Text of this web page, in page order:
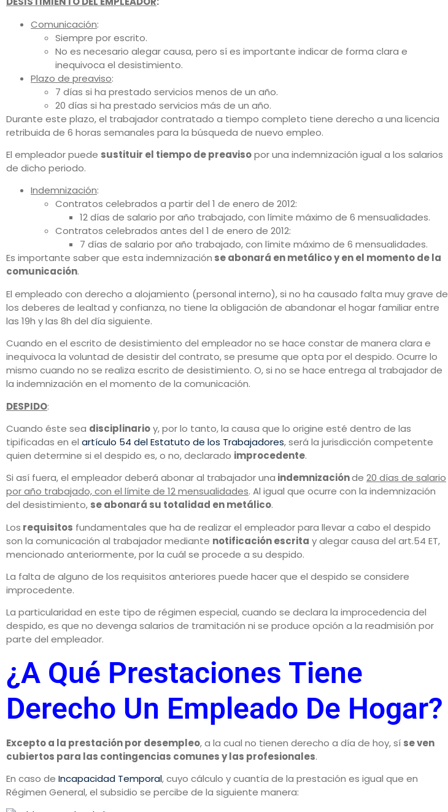
Comunicación:
Siempre por escrito.
No es necesario alegar causa, pero sí es importante indicar de forma clara e
inequivoca el desistimiento.
Plazo de preaviso:
7 días si ha prestado servicios menos de un año.
20 días si ha prestado servicios más de un año.
Durante este plazo, el trabajador contratado a tiempo completo tiene derecho a una licencia
retribuida de 6 horas semanales para la búsqueda de nuevo empleo.
El empleador puede sustituir el tiempo de preavisopor una indemnización igual a los salarios
de dicho periodo.
Indemnización:
Contratos celebrados a partir del 1 de enero de 2012:
12 días de salario por año trabajado, con límite máximo de 6 mensualidades.
Contratos celebrados antes del 1 de enero de 2012:
7 días de salario por año trabajado, con límite máximo de 6 mensualidades.
Es importante saber que esta indemnización se abonará en metálico y en el momento de la
comunicación.
El empleado con derecho a alojamiento (personal interno), si no ha causado falta muy grave de
los deberes de lealtad y confianza, no tiene la obligación de abandonar el hogar familiar entre
las 19h y las 8h del día siguiente.
Cuando en el escrito de desistimiento del empleador no se hace constar de manera clara e
inequivoca la voluntad de desistir del contrato, se presume que opta por el despido. Ocurre lo
mismo cuando no se realiza escrito de desistimiento. O, si no se hace entrega al trabajador de
la indemnización en el momento de la comunicación.
DESPIDO:
Cuando éste sea disciplinarioy, por lo tanto, la causa que lo origine esté dentro de las
tipificadas en el artículo 54 del Estatuto de los Trabajadores, será la jurisdicción competente
quien determine si el despido es, o no, declarado improcedente.
Si así fuera, el empleador deberá abonar al trabajador una indemnizaciónde 20 días de salario
por año trabajado, con el límite de 12 mensualidades. Al igual que ocurre con la indemnización
del desistimiento, se abonará su totalidad en metálico.
Los requisitos fundamentales que ha de realizar el empleador para llevar a cabo el despido
son la comunicación al trabajador mediante notificación escrita y alegar causa del art.54 ET,
mencionado anteriormente, por la cuál se procede a su despido.
La falta de alguno de los requisitos anteriores puede hacer que el despido se considere
improcedente.
La particularidad en este tipo de régimen especial, cuando se declara la improcedencia del
despido, es que no devenga salarios de tramitación ni se produce opción a la readmisión por
parte del empleador.
¿A Qué Prestaciones Tiene
Derecho Un Empleado De Hogar?
Excepto a la prestación por desempleo, a la cual no tienen derecho a día de hoy, sí se ven
cubiertos para las contingencias comunes y las profesionales.
En caso de Incapacidad Temporal, cuyo cálculo y cuantía de la prestación es igual que en
Régimen General, el subsidio se percibe de la siguiente manera: